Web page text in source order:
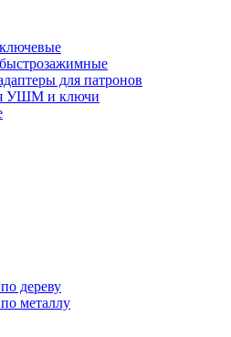
для патронов
УШМ и ключи
дереву
металлу